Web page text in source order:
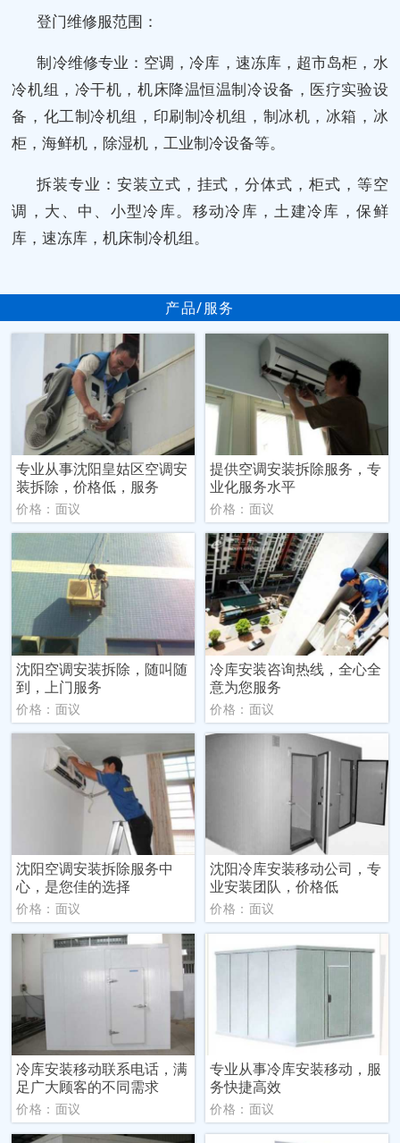
登门维修服范围：
制冷维修专业：空调，冷库，速冻库，超市岛柜，水
冷机组，冷干机，机床降温恒温制冷设备，医疗实验设
备，化工制冷机组，印刷制冷机组，制冰机，冰箱，冰
柜，海鲜机，除湿机，工业制冷设备等。
拆装专业：安装立式，挂式，分体式，柜式，等空
调，大、中、小型冷库。移动冷库，土建冷库，保鲜
库，速冻库，机床制冷机组。
产品/服务
专业从事沈阳皇姑区空调安
装拆除，价格低，服务
价格：面议
提供空调安装拆除服务，专
业化服务水平
价格：面议
沈阳空调安装拆除，随叫随
到，上门服务
价格：面议
冷库安装咨询热线，全心全
意为您服务
价格：面议
沈阳空调安装拆除服务中
心，是您佳的选择
价格：面议
沈阳冷库安装移动公司，专
业安装团队，价格低
价格：面议
冷库安装移动联系电话，满
足广大顾客的不同需求
价格：面议
专业从事冷库安装移动，服
务快捷高效
价格：面议